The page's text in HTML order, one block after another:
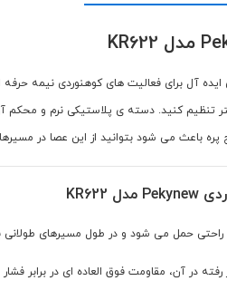
عصا را به راحتی از 65 تا 135 سانتی متر تنظیم
می شود بتوانید از این عصا در مسیرهای